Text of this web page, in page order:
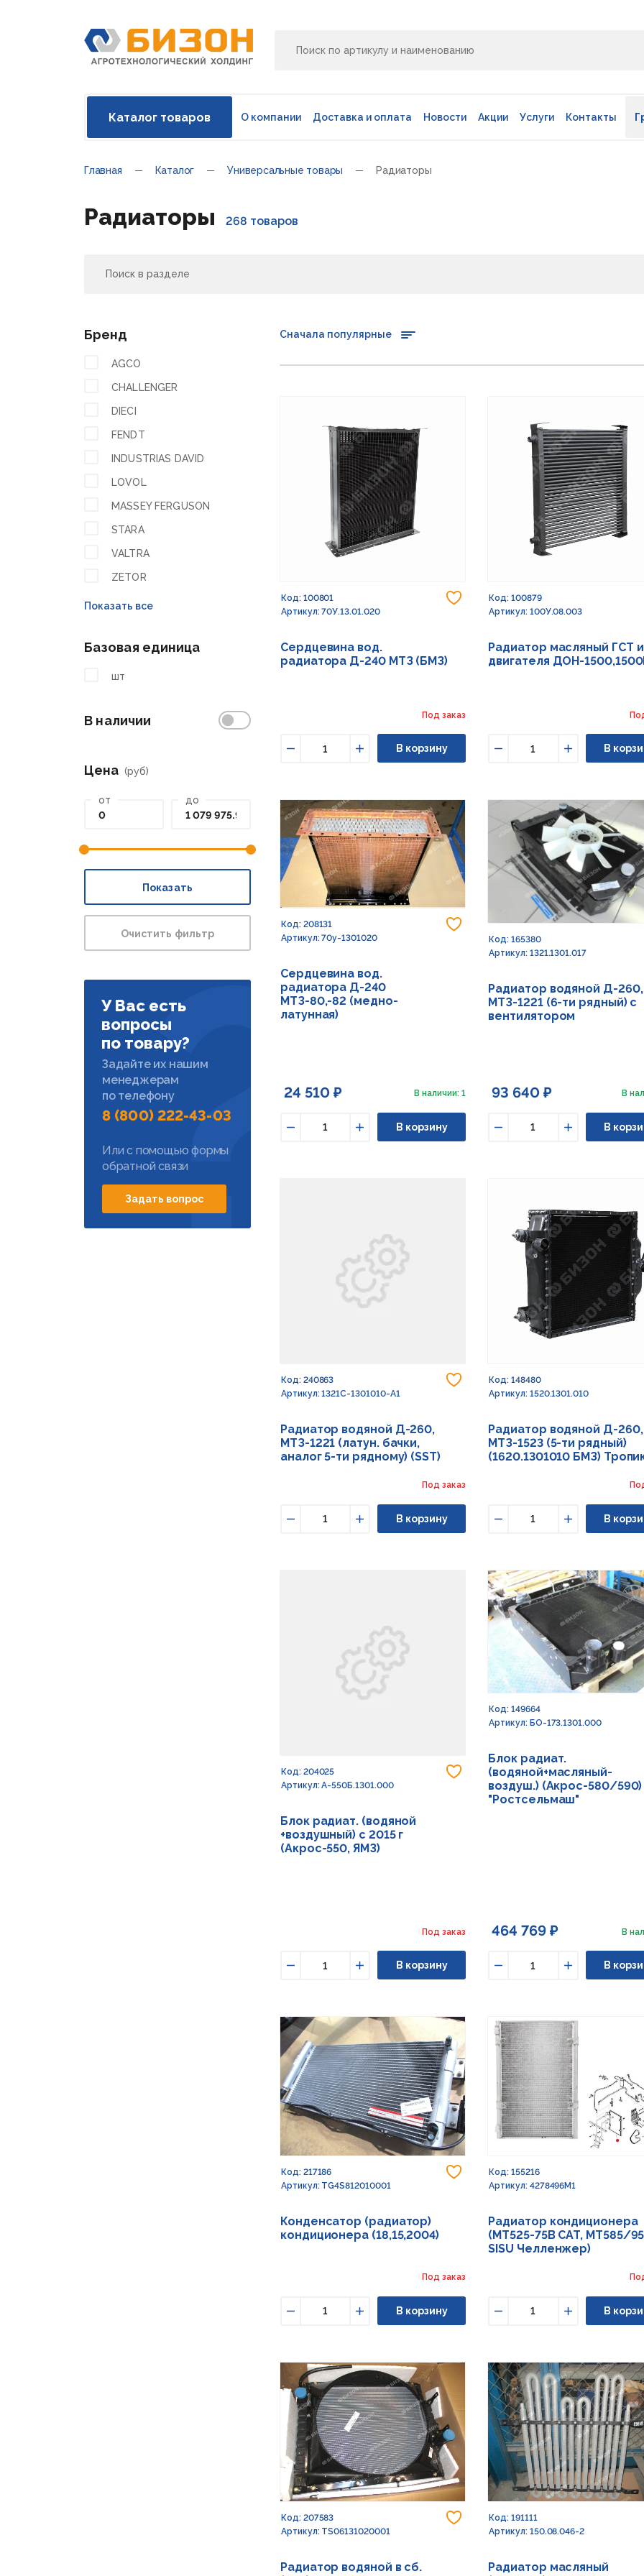
Каталог товаров О компании Доставка и оплата Новости Акции Услуги Контакты
Главная Каталог Универсальные товары Радиаторы
Радиаторы 268 товаров
Бренд
AGCO
CHALLENGER
DIECI
FENDT
INDUSTRIAS DAVID
LOVOL
MASSEY FERGUSON
STARA
VALTRA
ZETOR
Показать все
Базовая единица
шт
В наличии
Цена (руб)
от до
Показать
Очистить фильтр
У Вас есть
вопросы
по товару?
Задайте их нашим
менеджерам
по телефону
8 (800) 222-43-03
Или с помощью формы
обратной связи
Задать вопрос
Сначала популярные
Добавить в избранное
Код: 100801
Артикул: 70У.13.01.020
Сердцевина вод.
радиатора Д-240 МТЗ (БМЗ)
Под заказ
Увеличить
В корзину
Код: 100879
Артикул: 100У.08.003
Радиатор масляный ГСТ и
двигателя ДОН-
Увеличить
В
Добавить в избранное
Код: 208131
Артикул: 70у-1301020
Сердцевина вод.
радиатора Д-240
МТЗ-80,-82 (медно-
латунная)
24 510 ₽ В наличии: 1
Увеличить
В корзину
Код: 165380
Артикул: 1321.1301.017
Радиатор водяной Д-260,
МТЗ-1221 (6-ти рядный) с
вентилятором
93 640 ₽ В
Увеличить
В
Добавить в избранное
Код: 240863
Артикул: 1321С-1301010-А1
Радиатор водяной Д-260,
МТЗ-1221 (латун. бачки,
аналог 5-ти рядному) (SST)
Под заказ
Увеличить
В корзину
Код: 148480
Артикул: 1520.1301.010
Радиатор водяной Д-260,
МТЗ-1523 (5-ти рядный)
(1620.1301010 БМЗ)
Увеличить
В
Добавить в избранное
Код: 204025
Артикул: А-550Б.1301.000
Блок радиат. (водяной
+воздушный) с 2015 г
(Акрос-550, ЯМЗ)
Под заказ
Увеличить
В корзину
Код: 149664
Артикул: БО-173.1301.000
Блок радиат.
(водяной+масляный-
воздуш.) (Акрос-580/590)
"Ростсельмаш"
464 769 ₽ В
Увеличить
В
Добавить в избранное
Код: 217186
Артикул: TG4S812010001
Конденсатор (радиатор)
кондиционера (18,15,2004)
Под заказ
Увеличить
В корзину
Код: 155216
Артикул: 4278496M1
Радиатор кондиционера
(MT525-75B CAT, MT585/
SISU Челленжер)
Увеличить
В
Добавить в избранное
Код: 207583
Артикул: TS06131020001
Радиатор водяной в сб.
Код: 191111
Артикул: 150.08.046-2
Радиатор масляный